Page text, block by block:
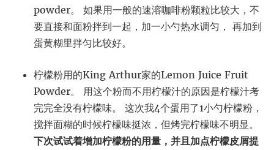
powder。 如果用一般的速溶咖啡粉颗粒比较大，不
要直接和面粉拌到一起，加一小勺热水调匀， 再加到
蛋黄糊里拌匀比较好。
柠檬粉用的King Arthur家的Lemon Juice Fruit
Powder。 用这个粉而不用柠檬汁的原因是柠檬汁考
完完全没有柠檬味。 这次我4个蛋用了1小勺柠檬粉，
搅拌面糊的时候柠檬味挺浓，但烤完柠檬味不明显。
下次试试着增加柠檬粉的用量，并且加点柠檬皮屑提